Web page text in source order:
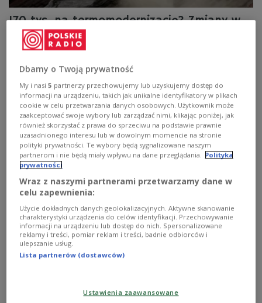
170 tys. na termomodernizację? Zmiany w
programie Czyste Powietrze
Rząd zmienił progi dochodowe i podwyższył kwoty
wsparcia.
Zobacz więcej na temat:GOSPODARKA
POLSKA
Czyste Powietrze NFOŚiGW
Ministerstwo Klimatu i Środowiska Paulina Henning - Kloska
Dbamy o Twoją prywatność
My i nasi5 partnerzy przechowujemy lub uzyskujemy dostęp do
informacji na urządzeniu, takich jak unikalne identyfikatory w plikach
cookie w celu przetwarzania danych osobowych. Użytkownik może
zaakceptować swoje wybory lub zarządzać nimi, klikając poniżej, jak
również skorzystać z prawa do sprzeciwu na podstawie prawnie
uzasadnionego interesu lub w dowolnym momencie na stronie
polityki prywatności. Te wybory będą sygnalizowane naszym
partnerom i nie będą miały wpływu na dane przeglądania. Polityka
prywatności
Wraz z naszymi partnerami przetwarzamy dane w
celu zapewnienia:
Użycie dokładnych danych geolokalizacyjnych. Aktywne skanowanie
charakterystyki urządzenia do celów identyfikacji. Przechowywanie
informacji na urządzeniu lub dostęp do nich. Spersonalizowane
reklamy i treści, pomiar reklam i treści, badnie odbiorców i
ulepszanie usług.
Lista partnerów (dostawców)
Ustawienia zaawansowane